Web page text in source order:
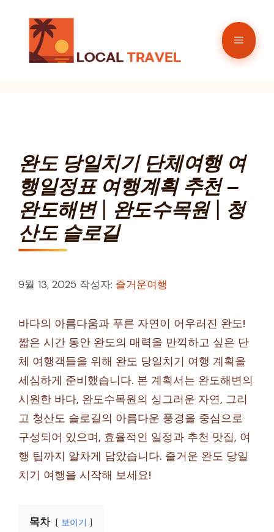
메
완도 당일치기 단체여행 여
행일정표 여행계획 추천 –
완도해변 | 완도수목원 | 청
산도 슬로길
9월 13, 2025 작성자: 즐거운여행
바다의 아름다움과 푸른 자연이 어우러진 완도!
짧은 시간 동안 완도의 매력을 만끽하고 싶은 단
체 여행객들을 위해 완도 당일치기 여행 계획을
세심하게 준비했습니다. 본 계획서는 완도해변의
시원한 바다, 완도수목원의 싱그러운 자연, 그리
고 청산도 슬로길의 아름다운 풍경을 중심으로
구성되어 있으며, 효율적인 일정과 추천 맛집, 여
행 팁까지 알차게 담았습니다. 즐거운 완도 당일
치기 여행을 시작해 보세요!
목차 보이기